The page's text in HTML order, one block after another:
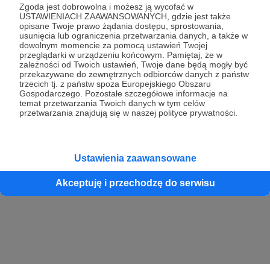
Zgoda jest dobrowolna i możesz ją wycofać w
USTAWIENIACH ZAAWANSOWANYCH, gdzie jest także
opisane Twoje prawo żądania dostępu, sprostowania,
usunięcia lub ograniczenia przetwarzania danych, a także w
dowolnym momencie za pomocą ustawień Twojej
przeglądarki w urządzeniu końcowym. Pamiętaj, że w
zależności od Twoich ustawień, Twoje dane będą mogły być
przekazywane do zewnętrznych odbiorców danych z państw
trzecich tj. z państw spoza Europejskiego Obszaru
Gospodarczego. Pozostałe szczegółowe informacje na
temat przetwarzania Twoich danych w tym celów
przetwarzania znajdują się w naszej polityce prywatności.
Ustawienia zaawansowane
Akceptuję i przechodzę do serwisu
Kontynuuj z Google
Kontynuuj z Facebook
Kontynuuj z Apple
konta przez osobę niepełnoletnią” dostępny w regulaminie Patronite.pl